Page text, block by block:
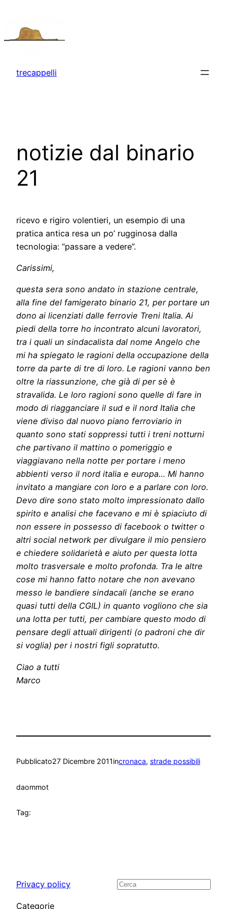
contenuto
trecappelli
notizie dal binario
21
ricevo e rigiro volentieri, un esempio di una
pratica antica resa un po’ rugginosa dalla
tecnologia: “passare a vedere”.
Carissimi,
questa sera sono andato in stazione centrale,
alla fine del famigerato binario 21, per portare un
dono ai licenziati dalle ferrovie Treni Italia. Ai
piedi della torre ho incontrato alcuni lavoratori,
tra i quali un sindacalista dal nome Angelo che
mi ha spiegato le ragioni della occupazione della
torre da parte di tre di loro. Le ragioni vanno ben
oltre la riassunzione, che già di per sè è
stravalida. Le loro ragioni sono quelle di fare in
modo di riagganciare il sud e il nord Italia che
viene diviso dal nuovo piano ferroviario in
quanto sono stati soppressi tutti i treni notturni
che partivano il mattino o pomeriggio e
viaggiavano nella notte per portare i meno
abbienti verso il nord italia e europa… Mi hanno
invitato a mangiare con loro e a parlare con loro.
Devo dire sono stato molto impressionato dallo
spirito e analisi che facevano e mi è spiaciuto di
non essere in possesso di facebook o twitter o
altri social network per divulgare il mio pensiero
e chiedere solidarietà e aiuto per questa lotta
molto trasversale e molto profonda. Tra le altre
cose mi hanno fatto notare che non avevano
messo le bandiere sindacali (anche se erano
quasi tutti della CGIL) in quanto vogliono che sia
una lotta per tutti, per cambiare questo modo di
pensare degli attuali dirigenti (o padroni che dir
si voglia) per i nostri figli sopratutto.
Ciao a tutti
Marco
Pubblicato27 Dicembre 2011incronaca, strade possibili
daommot
Tag:
Privacy policy Cerca
Categorie